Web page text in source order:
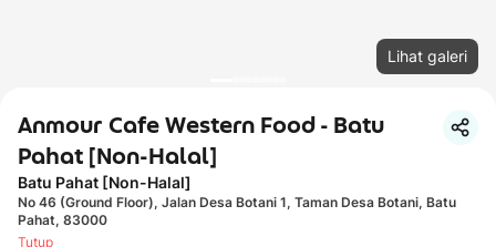
Lihat galeri
Anmour Cafe Western Food - Batu
Pahat [Non-Halal]
Batu Pahat [Non-Halal]
No 46 (Ground Floor), Jalan Desa Botani 1, Taman Desa Botani, Batu
Pahat, 83000
Tutup